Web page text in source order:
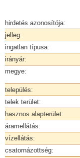
hirdetés azonosítója:
jelleg:
ingatlan típusa:
irányár:
megye:
település:
telek terület:
hasznos alapterület:
áramellátás:
vízellátás:
csatornázottség: